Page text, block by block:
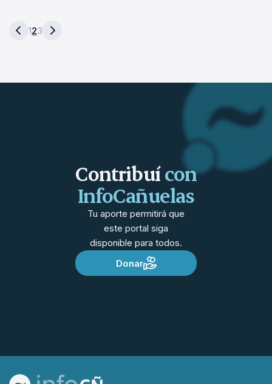
123
Contribuícon
InfoCañuelas
Tu aporte permitirá que
este portal siga
disponible para todos.
Donar